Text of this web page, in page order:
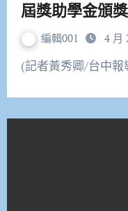
屆獎助學金頒
編輯001 4 月
(記者黃秀卿/台中